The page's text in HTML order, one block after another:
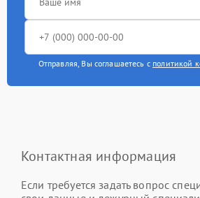
Отправляя, Вы соглашаетесь с политикой
Контактная информация
Если требуется задать вопрос